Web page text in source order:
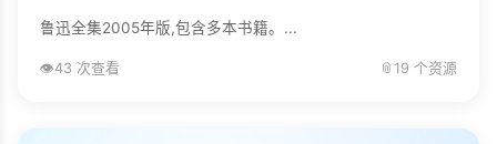
鲁迅全集2005年版,包含多本书籍。...
👁️43 次查看 📎 19 个资源